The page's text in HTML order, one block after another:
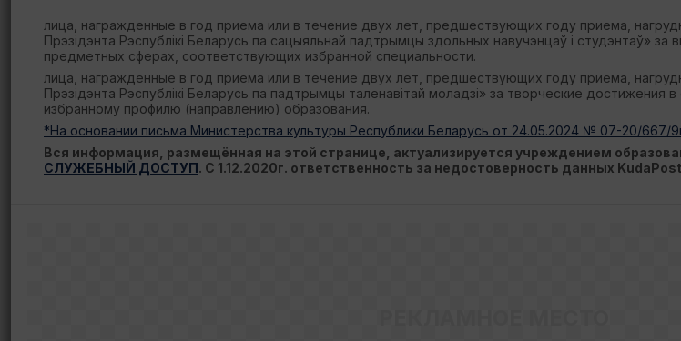
лица, награжденные в год приема или в течение двух лет, предшествующих году приема,
Прэзідэнта Рэспублікі Беларусь па сацыяльнай падтрымцы здольных навучэнцаў і студэнтаў»
предметных сферах, соответствующих избранной специальности.
лица, награжденные в год приема или в течение двух лет, предшествующих году приема,
Прэзідэнта Рэспублікі Беларусь па падтрымцы таленавітай моладзі» за творческие
избранному профилю (направлению) образования.
*На основании письма Министерства культуры Республики Беларусь от 24.05.2024 № 07-20/667/
Вся информация, размещённая на этой странице, актуализируется учреждением
СЛУЖЕБНЫЙ ДОСТУП. С 1.12.2020г. ответственность за недостоверность данных